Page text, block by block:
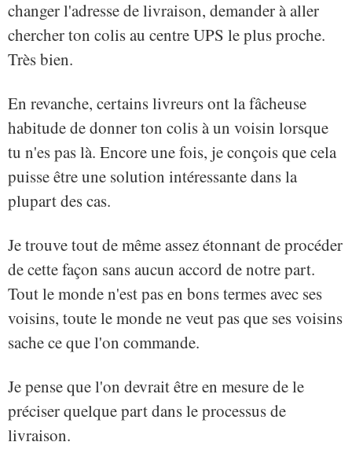
changer l'adresse de livraison, demander à aller
chercher ton colis au centre UPS le plus proche.
Très bien.
En revanche, certains livreurs ont la fâcheuse
habitude de donner ton colis à un voisin lorsque
tu n'es pas là. Encore une fois, je conçois que cela
puisse être une solution intéressante dans la
plupart des cas.
Je trouve tout de même assez étonnant de procéder
de cette façon sans aucun accord de notre part.
Tout le monde n'est pas en bons termes avec ses
voisins, toute le monde ne veut pas que ses voisins
sache ce que l'on commande.
Je pense que l'on devrait être en mesure de le
préciser quelque part dans le processus de
livraison.